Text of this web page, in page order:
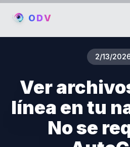
ODV
2/13/
Ver
línea en tu
No se